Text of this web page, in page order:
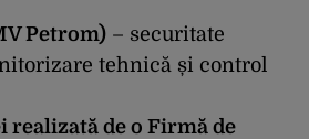
Petrom) – securitate
tehnică și control
realizată de o Firmă de